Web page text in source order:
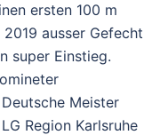
ersten 100 m
ausser Gefecht
super Einstieg.
Meister
Region Karlsruhe